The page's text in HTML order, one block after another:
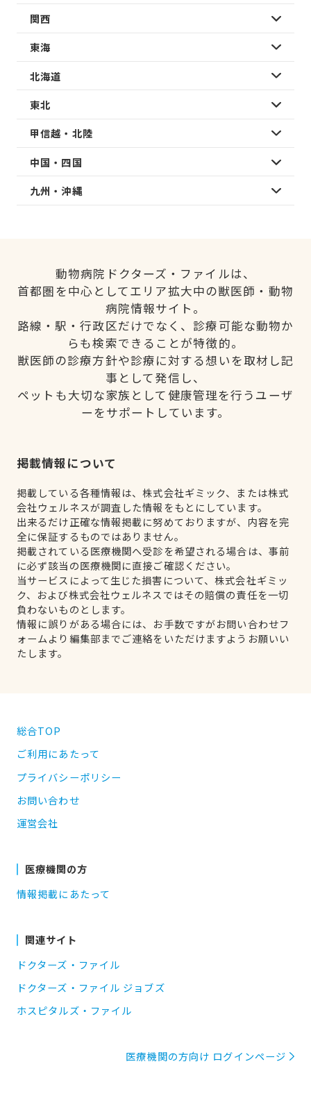
関西
東海
北海道
東北
甲信越・北陸
中国・四国
九州・沖縄
動物病院ドクターズ・ファイルは、
首都圏を中心としてエリア拡大中の獣医師・動物
病院情報サイト。
路線・駅・行政区だけでなく、診療可能な動物か
らも検索できることが特徴的。
獣医師の診療方針や診療に対する想いを取材し記
事として発信し、
ペットも大切な家族として健康管理を行うユーザ
ーをサポートしています。
掲載情報について
掲載している各種情報は、株式会社ギミック、または株式
会社ウェルネスが調査した情報をもとにしています。
出来るだけ正確な情報掲載に努めておりますが、内容を完
全に保証するものではありません。
掲載されている医療機関へ受診を希望される場合は、事前
に必ず該当の医療機関に直接ご確認ください。
当サービスによって生じた損害について、株式会社ギミッ
ク、および株式会社ウェルネスではその賠償の責任を一切
負わないものとします。
情報に誤りがある場合には、お手数ですがお問い合わせフ
ォームより編集部までご連絡をいただけますようお願いい
たします。
総合TOP
ご利用にあたって
プライバシーポリシー
お問い合わせ
運営会社
医療機関の方
情報掲載にあたって
関連サイト
ドクターズ・ファイル
ドクターズ・ファイル ジョブズ
ホスピタルズ・ファイル
医療機関の方向け ログインページ